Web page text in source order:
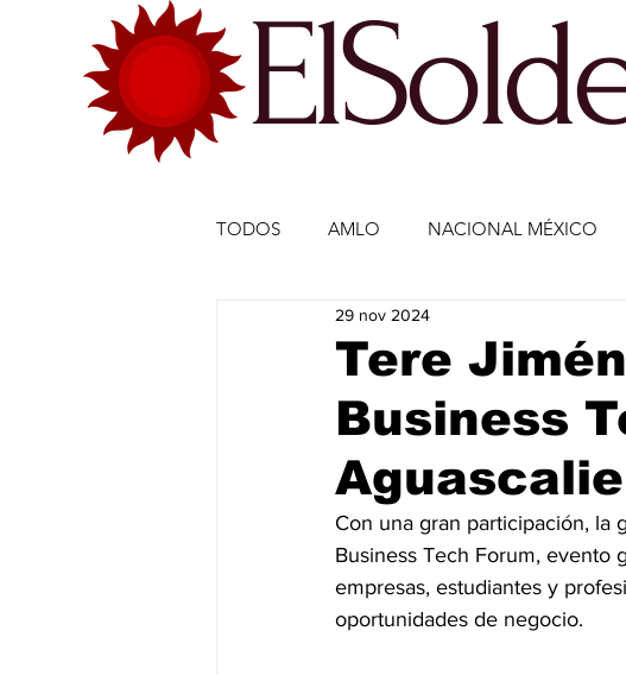
TODOS AMLO NACIONAL MÉXICO
ECONOMÍA MÉXICO
DEPORTES DEPORTES CIENCIA
ESTADOS-POLÍTICA
JALISCO-PABLO LEMUS EDOMEX23-
Tere
Business
29 nov 2024
Con una gran participación, la
Business Tech Forum, evento
empresas, estudiantes y
oportunidades de negocio.